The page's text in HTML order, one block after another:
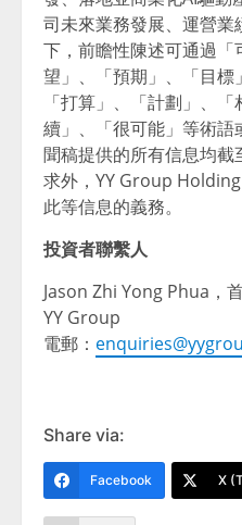
司未來業務發展、運營
下，前瞻性陳述可通過
望」、「預期」、「目標
「打算」、「計劃」、
續」、「很可能」等術
聞稿提供的所有信息均
求外，YY Group
此等信息的義務。
投資者聯繫人
Jason Zhi Yong Phua，
YY Group
電郵：
Share via:
Facebook X